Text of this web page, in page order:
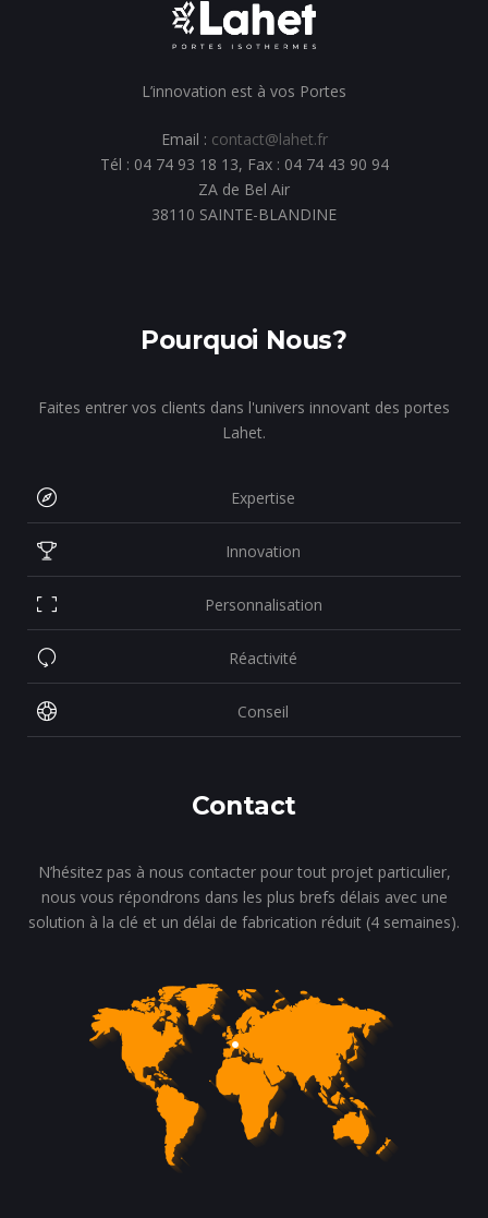
L’innovation est à vos Portes
Email : contact@lahet.fr
Tél : 04 74 93 18 13, Fax : 04 74 43 90 94
ZA de Bel Air
38110 SAINTE-BLANDINE
Pourquoi Nous?
Faites entrer vos clients dans l'univers innovant des portes
Lahet.
Expertise
Innovation
Personnalisation
Réactivité
Conseil
Contact
N’hésitez pas à nous contacter pour tout projet particulier,
nous vous répondrons dans les plus brefs délais avec une
solution à la clé et un délai de fabrication réduit (4 semaines).